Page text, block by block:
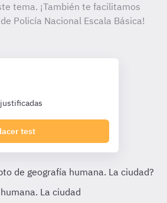
tema. ¡También te facilitamos
Policía Nacional Escala Básica!
test